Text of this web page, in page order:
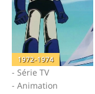
1972-1974
- Série TV
- Animation